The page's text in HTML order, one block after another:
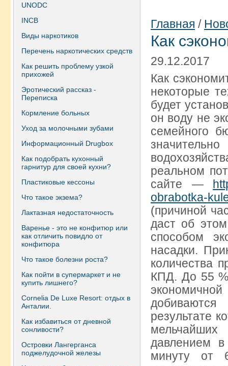
UNODC
INCB
Виды наркотиков
Перечень наркотических средств
Как решить проблему узкой
прихожей
Эротический рассказ -
Переписка
Кормление больных
Уход за молочными зубами
Информационный Drugbox
Как подобрать кухонный
гарнитур для своей кухни?
Пластиковые кессоны
Что такое экзема?
Лактазная недостаточность
Варенье - это не конфитюр или
как отличить повидло от
конфитюра
Что такое болезни роста?
Как пойти в супермаркет и не
купить лишнего?
Сornelia De Luxe Resort: отдых в
Анталии.
Как избавиться от дневной
сонливости?
Островки Лангерганса
поджелудочной железы
Главная /
Как
29.12.2017
Как
некоторые
будет
он воду не
семейного
реальном
сайте —
obrabotka-
(причиной
даст об
способом
насадки.
количества
КПД. До 55 %
результате
давлением
минуту от